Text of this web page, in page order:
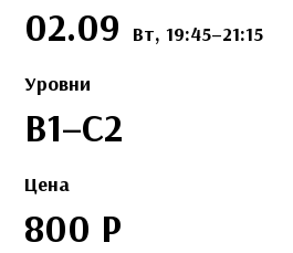
02.09
Вт, 19:45–21:15
Уровни
B1–С2
Цена
800 Р